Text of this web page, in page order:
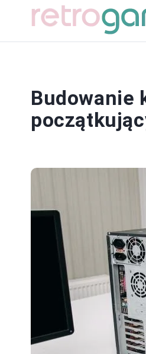
Budowanie